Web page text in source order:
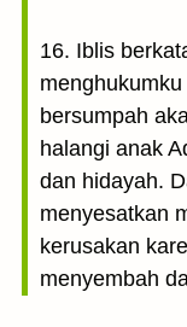
16. Iblis
bersumpah
halangi anak
dan hidayah.
menyesatkan
kerusakan
menyembah